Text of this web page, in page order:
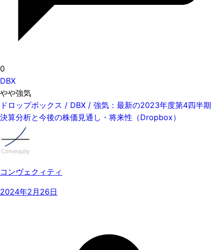
0
DBX
やや強気
ドロップボックス / DBX / 強気：最新の2023年度第4四半期
決算分析と今後の株価見通し・将来性（Dropbox）
コンヴェクィティ
2024年2月26日